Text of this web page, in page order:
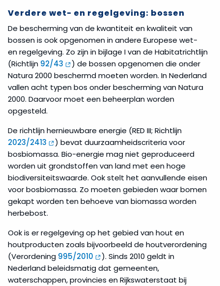
Verdere wet- en regelgeving: bossen
De bescherming van de kwantiteit en kwaliteit van
bossen is ook opgenomen in andere Europese wet-
en regelgeving. Zo zijn in bijlage I van de Habitatrichtlijn
(Richtlijn 92/43
) de bossen opgenomen die onder
Natura 2000 beschermd moeten worden. In Nederland
vallen acht typen bos onder bescherming van Natura
2000. Daarvoor moet een beheerplan worden
opgesteld.
De richtlijn hernieuwbare energie (RED III; Richtlijn
2023/2413
) bevat duurzaamheidscriteria voor
bosbiomassa. Bio-energie mag niet geproduceerd
worden uit grondstoffen van land met een hoge
biodiversiteitswaarde. Ook stelt het aanvullende eisen
voor bosbiomassa. Zo moeten gebieden waar bomen
gekapt worden ten behoeve van biomassa worden
herbebost.
Ook is er regelgeving op het gebied van hout en
houtproducten zoals bijvoorbeeld de houtverordening
(Verordening 995/2010
). Sinds 2010 geldt in
Nederland beleidsmatig dat gemeenten,
waterschappen, provincies en Rijkswaterstaat bij